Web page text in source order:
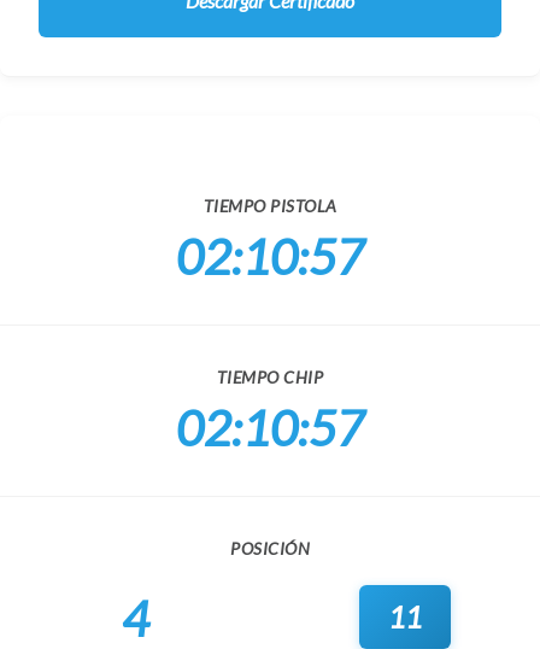
TIEMPO PISTOLA
02:10:57
TIEMPO CHIP
02:10:57
POSICIÓN
4 11